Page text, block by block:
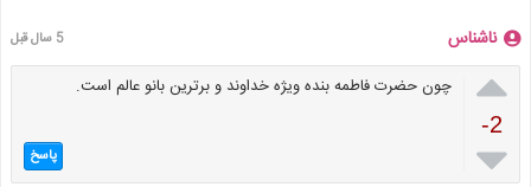
ناشناس 5 سال قبل

-2

چون حضرت فاطمه بنده ویژه خداوند و برترین بانو عالم است.
پاسخ